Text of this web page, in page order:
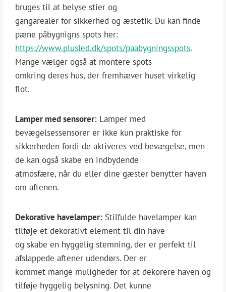
bruges til at belyse stier og
gangarealer for sikkerhed og æstetik. Du kan finde
pæne påbygnigns spots her:
https://www.plusled.dk/spots/paabygningsspots.
Mange vælger også at montere spots
omkring deres hus, der fremhæver huset virkelig
flot.
Lamper med sensorer:Lamper med
bevægelsessensorer er ikke kun praktiske for
sikkerheden fordi de aktiveres ved bevægelse, men
de kan også skabe en indbydende
atmosfære, når du eller dine gæster benytter haven
om aftenen.
Dekorative havelamper:Stilfulde havelamper kan
tilføje et dekorativt element til din have
og skabe en hyggelig stemning, der er perfekt til
afslappede aftener udendørs. Der er
kommet mange muligheder for at dekorere haven og
tilføje hyggelig belysning. Det kunne